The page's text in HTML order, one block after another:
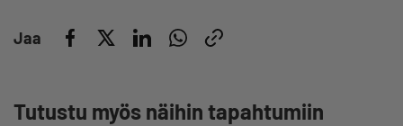
Jaa
Tutustu myös näihin tapahtumiin